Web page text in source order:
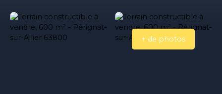
Estimation
+ de photos